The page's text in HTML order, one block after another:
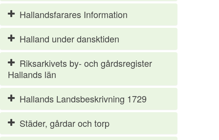
Hallandsfarares Information
Halland under dansktiden
Riksarkivets by- och gårdsregister
Hallands län
Hallands Landsbeskrivning 1729
Städer, gårdar och torp